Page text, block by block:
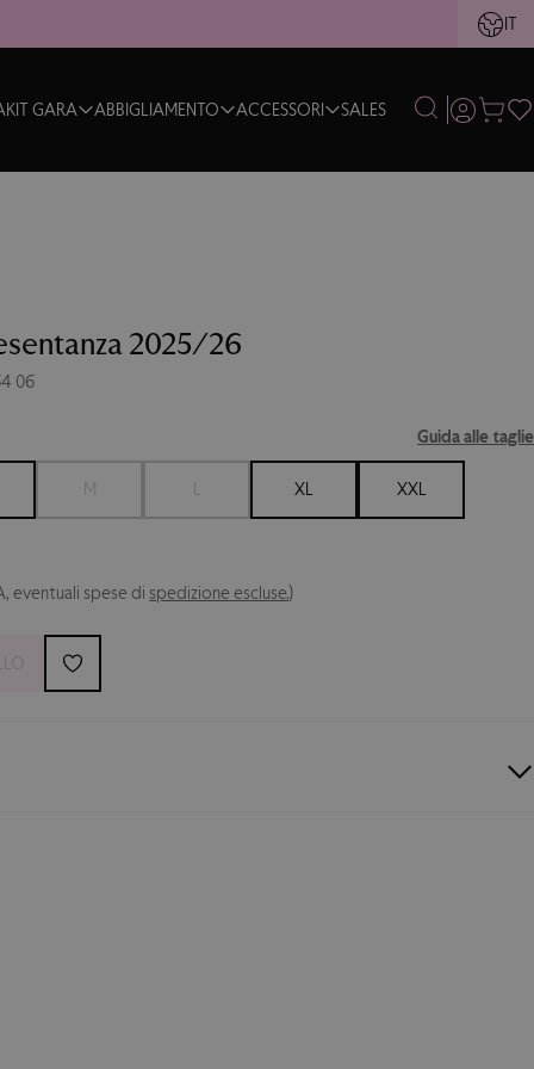
IT
KIT GARA ABBIGLIAMENTO ACCESSORI
SALES
2025/26
06
Guida alle taglie
M L XL XXL
eventuali spese dispedizione escluse.)